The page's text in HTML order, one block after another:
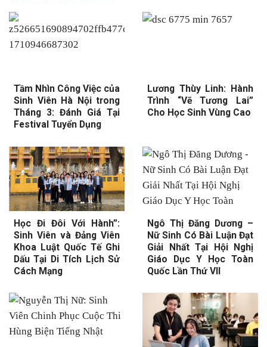
Tầm Nhìn Công Việc của
Sinh Viên Hà Nội trong
Tháng 3: Đánh Giá Tại
Festival Tuyển Dụng
Lương Thùy Linh: Hành
Trình “Vẽ Tương Lai”
Cho Học Sinh Vùng Cao
Học Đi Đôi Với Hành”:
Sinh Viên và Đảng Viên
Khoa Luật Quốc Tế Ghi
Dấu Tại Di Tích Lịch Sử
Cách Mạng
Ngô Thị Đăng Dương –
Nữ Sinh Có Bài Luận Đạt
Giải Nhất Tại Hội Nghị
Giáo Dục Y Học Toàn
Quốc Lần Thứ VII